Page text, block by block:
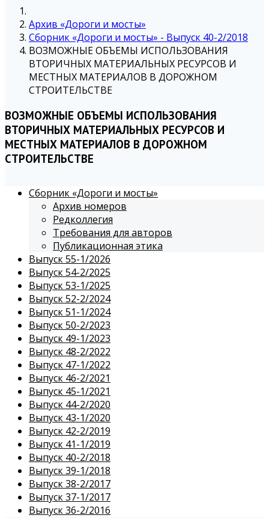
Архив «Дороги и мосты»
Сборник «Дороги и мосты» - Выпуск 40-2/2018
ВОЗМОЖНЫЕ ОБЪЕМЫ ИСПОЛЬЗОВАНИЯ
ВТОРИЧНЫХ МАТЕРИАЛЬНЫХ РЕСУРСОВ И
МЕСТНЫХ МАТЕРИАЛОВ В ДОРОЖНОМ
СТРОИТЕЛЬСТВЕ
ВОЗМОЖНЫЕ ОБЪЕМЫ ИСПОЛЬЗОВАНИЯ
ВТОРИЧНЫХ МАТЕРИАЛЬНЫХ РЕСУРСОВ И
МЕСТНЫХ МАТЕРИАЛОВ В ДОРОЖНОМ
СТРОИТЕЛЬСТВЕ
Сборник «Дороги и мосты»
Архив номеров
Редколлегия
Требования для авторов
Публикационная этика
Выпуск 55-1/2026
Выпуск 54-2/2025
Выпуск 53-1/2025
Выпуск 52-2/2024
Выпуск 51-1/2024
Выпуск 50-2/2023
Выпуск 49-1/2023
Выпуск 48-2/2022
Выпуск 47-1/2022
Выпуск 46-2/2021
Выпуск 45-1/2021
Выпуск 44-2/2020
Выпуск 43-1/2020
Выпуск 42-2/2019
Выпуск 41-1/2019
Выпуск 40-2/2018
Выпуск 39-1/2018
Выпуск 38-2/2017
Выпуск 37-1/2017
Выпуск 36-2/2016